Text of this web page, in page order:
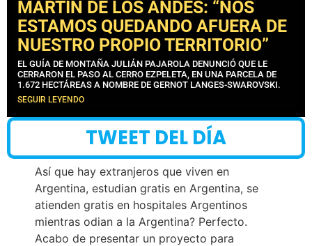
MARTÍN DE LOS ANDES: “NOS
ESTAMOS QUEDANDO AFUERA DE
NUESTRO PROPIO TERRITORIO”
EL GUÍA DE MONTAÑA JULIÁN PAJAROLA DENUNCIÓ QUE LE
CERRARON EL PASO AL CERRO EZPELETA, EN UNA PARCELA DE
1.672 HECTÁREAS A NOMBRE DE GERNOT LANGES-SWAROVSKI.
SEGUIR LEYENDO
TWEET DEL DÍA
Así que hay extranjeros que viven en
Argentina, estudian gratis en Argentina, se
atienden gratis en hospitales Argentinos
mientras odian a la Argentina? Perfecto.
Acabo de presentar un proyecto para